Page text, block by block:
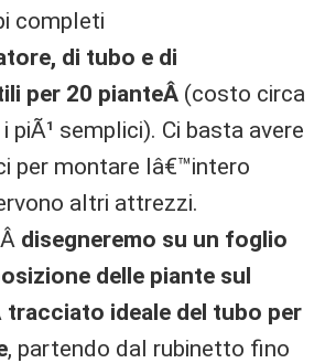
completi
di tubo e di
per 20 pianteÂ (costo circa
piÃ¹ semplici). Ci basta avere
per montare lâ€™intero
altri attrezzi.
disegneremo su un foglio
delle piante sul
tracciato ideale del tubo per
, partendo dal rubinetto fino